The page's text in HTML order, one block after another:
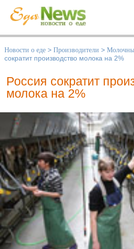
Новости о еде > Производители >
сократит производство молока на 2%
Россия сократит
молока на 2%